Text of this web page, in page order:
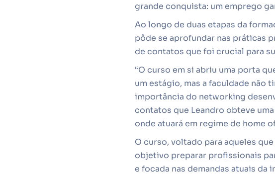
grande conquista: um emprego
Ao longo de duas etapas da
pôde se aprofundar nas práticas
de contatos que foi crucial para
“O curso em si abriu uma porta
um estágio, mas a faculdade não
importância do networking
contatos que Leandro obteve uma
onde atuará em regime de home
O curso, voltado para aqueles
objetivo preparar profissionais
e focada nas demandas atuais da